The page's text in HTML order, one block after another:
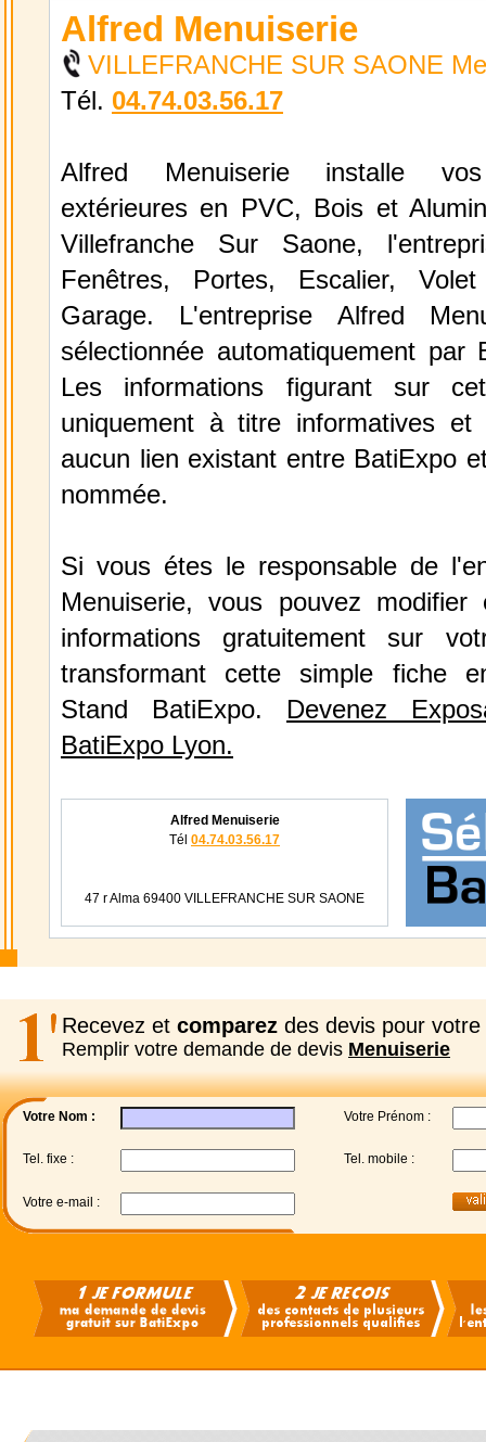
Alfred Menuiserie
VILLEFRANCHE SUR SAONE
Tél. 04.74.03.56.17
Alfred Menuiserie installe vos
extérieures en PVC, Bois et
Villefranche Sur Saone,
Fenêtres, Portes, Escalier,
Garage. L'entreprise Alfred
sélectionnée automatiquement par
Les informations figurant sur
uniquement à titre informatives et
aucun lien existant entre BatiExpo
nommée.
Si vous étes le responsable de
Menuiserie, vous pouvez
informations gratuitement sur
transformant cette simple fiche
Stand BatiExpo. Devenez
BatiExpo Lyon.
Alfred Menuiserie
Tél 04.74.03.56.17
47 r Alma 69400 VILLEFRANCHE SUR SAONE
Recevez et comparez des devis pour votre
Remplir votre demande de devis Menuiserie
Votre Nom : Votre Prénom :
Tel. fixe : Tel. mobile :
Votre e-mail :